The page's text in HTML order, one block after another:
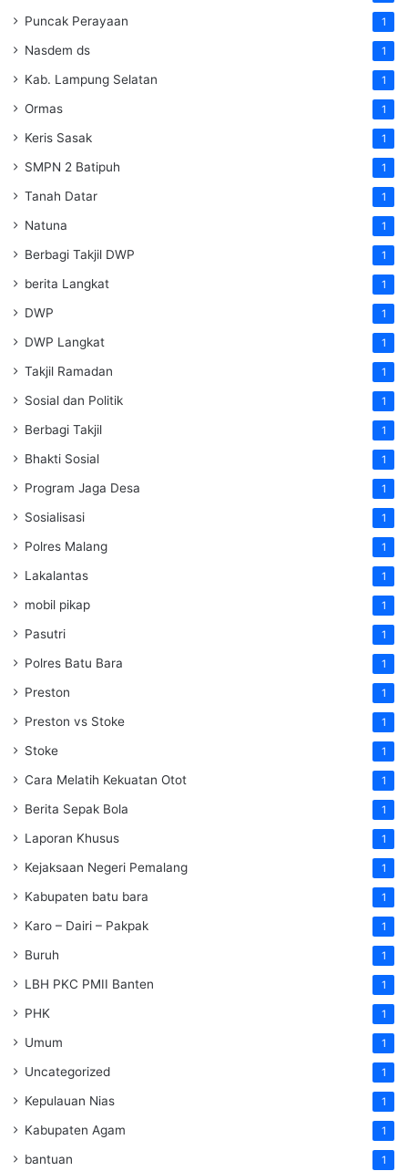
Puncak Perayaan 1
Nasdem ds 1
Kab. Lampung Selatan 1
Ormas 1
Keris Sasak 1
SMPN 2 Batipuh 1
Tanah Datar 1
Natuna 1
Berbagi Takjil DWP 1
berita Langkat 1
DWP 1
DWP Langkat 1
Takjil Ramadan 1
Sosial dan Politik 1
Berbagi Takjil 1
Bhakti Sosial 1
Program Jaga Desa 1
Sosialisasi 1
Polres Malang 1
Lakalantas 1
mobil pikap 1
Pasutri 1
Polres Batu Bara 1
Preston 1
Preston vs Stoke 1
Stoke 1
Cara Melatih Kekuatan Otot 1
Berita Sepak Bola 1
Laporan Khusus 1
Kejaksaan Negeri Pemalang 1
Kabupaten batu bara 1
Karo – Dairi – Pakpak 1
Buruh 1
LBH PKC PMII Banten 1
PHK 1
Umum 1
Uncategorized 1
Kepulauan Nias 1
Kabupaten Agam 1
bantuan 1